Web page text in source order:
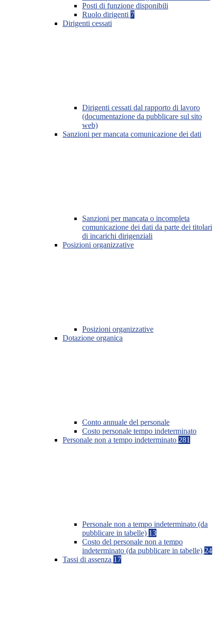
Posti di funzione disponibili
Ruolo dirigenti 7
Dirigenti cessati
Dirigenti cessati dal rapporto di lavoro
(documentazione da pubblicare sul sito
web)
Sanzioni per mancata comunicazione dei dati
Sanzioni per mancata o incompleta
comunicazione dei dati da parte dei titolari
di incarichi dirigenziali
Posizioni organizzative
Posizioni organizzative
Dotazione organica
Conto annuale del personale
Costo personale tempo indeterminato
Personale non a tempo indeterminato 281
Personale non a tempo indeterminato (da
pubblicare in tabelle) 13
Costo del personale non a tempo
indeterminato (da pubblicare in tabelle) 24
Tassi di assenza 17